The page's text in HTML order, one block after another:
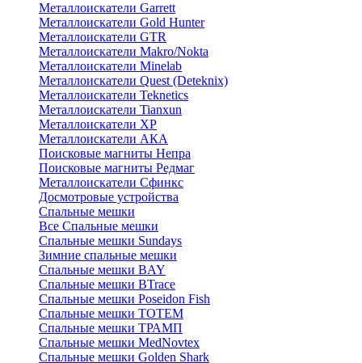
Металлоискатели Garrett
Металлоискатели Gold Hunter
Металлоискатели GTR
Металлоискатели Makro/Nokta
Металлоискатели Minelab
Металлоискатели Quest (Deteknix)
Металлоискатели Teknetics
Металлоискатели Tianxun
Металлоискатели XP
Металлоискатели АКА
Поисковые магниты Непра
Поисковые магниты Редмаг
Металлоискатели Сфинкс
Досмотровые устройства
Спальные мешки
Все Спальные мешки
Спальные мешки Sundays
Зимние спальные мешки
Спальные мешки BAY
Спальные мешки BTrace
Спальные мешки Poseidon Fish
Спальные мешки ТОТЕМ
Спальные мешки ТРАМП
Cпальные мешки MedNovtex
Спальные мешки Golden Shark